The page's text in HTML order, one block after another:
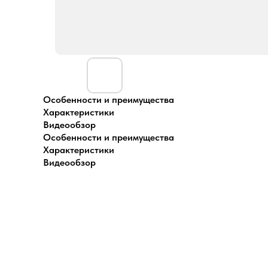
Особенности и преимущества
Характеристики
Видеообзор
Особенности и преимущества
Характеристики
Видеообзор